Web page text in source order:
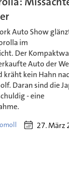
Auto Show
im
Der
Auto der
kräht kein Hahn
Daran sind die
- eine
27. März